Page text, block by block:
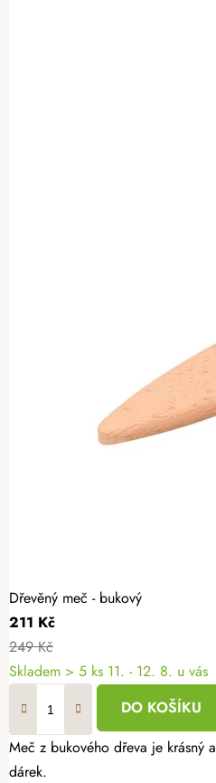
Dřevěný meč - bukový
211 Kč
249 Kč
Skladem > 5 ks 11. - 12. 8. u vás
DO KOŠÍKU
Meč z bukového dřeva je krásný
dárek.